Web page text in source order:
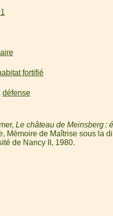
fortifié
défense
Le château de Meinsberg :
, Mémoire de Maîtrise sous la
de Nancy II, 1980.